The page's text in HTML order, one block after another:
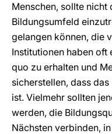
Menschen, sollte nicht
Bildungsumfeld
gelangen können, die
Institutionen haben oft
quo zu erhalten und
sicherstellen, dass
ist. Vielmehr sollten
werden, die
Nächsten verbinden,